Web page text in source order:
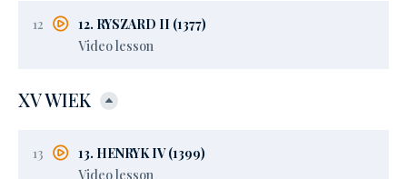
12
12. RYSZARD II (1377)
Video lesson
XV WIEK
13
13. HENRYK IV (1399)
Video lesson